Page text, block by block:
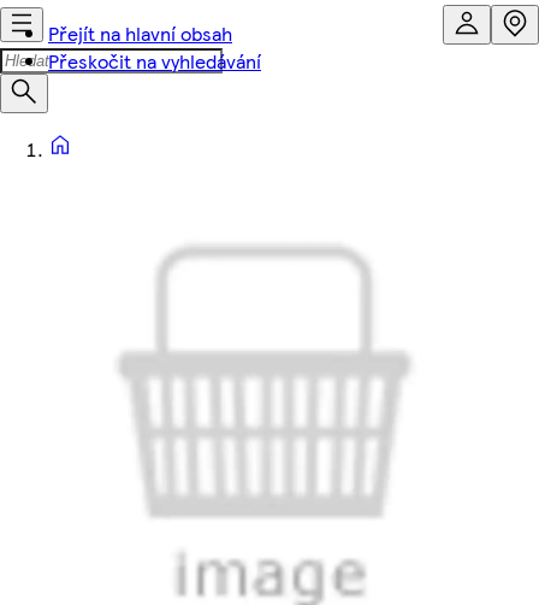
Přejít na hlavní obsah
Přeskočit na vyhledávání